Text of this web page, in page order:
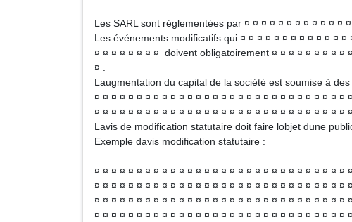
Les SARL sont réglementées par ¤ ¤ ¤ ¤ ¤ ¤ ¤ ¤ ¤ ¤ ¤ ¤ ¤
Les événements modificatifs qui ¤ ¤ ¤ ¤ ¤ ¤ ¤ ¤ ¤ ¤ ¤ ¤
¤ ¤ ¤ ¤ ¤ ¤ ¤ ¤ doivent obligatoirement ¤ ¤ ¤ ¤ ¤ ¤ ¤ ¤ ¤
¤ .
Laugmentation du capital de la société est soumise à
¤ ¤ ¤ ¤ ¤ ¤ ¤ ¤ ¤ ¤ ¤ ¤ ¤ ¤ ¤ ¤ ¤ ¤ ¤ ¤ ¤ ¤ ¤ ¤ ¤ ¤ ¤ ¤ ¤
¤ ¤ ¤ ¤ ¤ ¤ ¤ ¤ ¤ ¤ ¤ ¤ ¤ ¤ ¤ ¤ ¤ ¤ ¤ ¤ ¤ ¤ ¤ ¤ ¤ ¤ ¤ ¤ ¤ ¤
Lavis de modification statutaire doit faire lobjet dune
Exemple davis modification statutaire :
¤ ¤ ¤ ¤ ¤ ¤ ¤ ¤ ¤ ¤ ¤ ¤ ¤ ¤ ¤ ¤ ¤ ¤ ¤ ¤ ¤ ¤ ¤ ¤ ¤ ¤ ¤ ¤ ¤
¤ ¤ ¤ ¤ ¤ ¤ ¤ ¤ ¤ ¤ ¤ ¤ ¤ ¤ ¤ ¤ ¤ ¤ ¤ ¤ ¤ ¤ ¤ ¤ ¤ ¤ ¤ ¤ ¤
¤ ¤ ¤ ¤ ¤ ¤ ¤ ¤ ¤ ¤ ¤ ¤ ¤ ¤ ¤ ¤ ¤ ¤ ¤ ¤ ¤ ¤ ¤ ¤ ¤ ¤ ¤ ¤ ¤
¤ ¤ ¤ ¤ ¤ ¤ ¤ ¤ ¤ ¤ ¤ ¤ ¤ ¤ ¤ ¤ ¤ ¤ ¤ ¤ ¤ ¤ ¤ ¤ ¤ ¤ ¤ ¤ ¤